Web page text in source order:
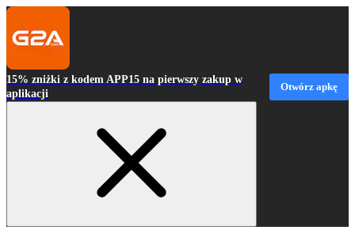
15% zniżki z kodem APP15 na pierwszy zakup w
aplikacji
Otwórz apkę